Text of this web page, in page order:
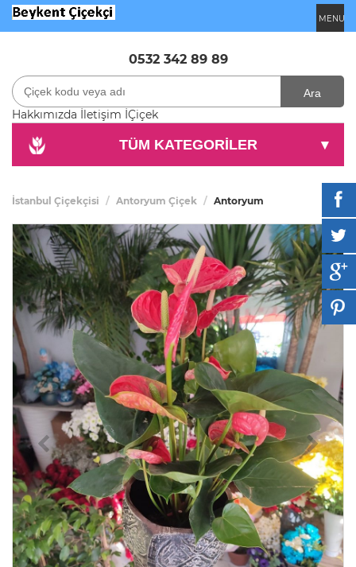
MENU
0532 342 89 89
Ara
Hakkımızda İletişim İÇiçek
TÜM KATEGORİLER ▾
İstanbul Çiçekçisi Antoryum Çiçek Antoryum